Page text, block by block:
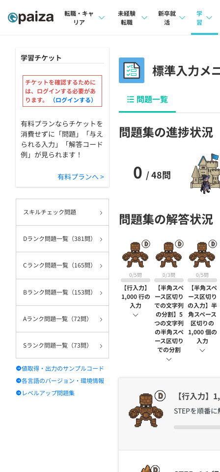
転職・キャ
リア
転職成功ガイド
未経験
転職
インタビュー
新卒就
活
インターン
新卒エージェント
イベント・セミナー
就活成功ガイド
学
習
問題集
ナレ
リフ
プラン
個人
法人
学校
学習チケット
チケットを確認するために
は、ログインする必要があ
ります。
（ログインする）
有料プランならチケットを
消費せずに「問題」「与え
られる入力」「解答コード
例」が見られます！
有料プランへ >
スキルチェック問題
Dランク問題一覧（381問）
Cランク問題一覧（165問）
Bランク問題一覧（153問）
Aランク問題一覧（72問）
Sランク問題一覧（73問）
値取得・出力のサンプルコード
各言語のバージョン・環境情報
レベルアップ問題集
標準入力メ
問題一覧
問題集の進捗状況
0 / 48問
問題集の解答状況
0/5問
【行入力】
1,000 行の
入力
0/3問
【半角スペ
ース区切り
での文字列
の分割】5
つの文字列
の半角スペ
ース区切り
での分割
0/5問
【半角スペ
ース区切り
の入力】半
角スペース
区切りの
1,000 個の
入力
【行入力】
STEPを順番